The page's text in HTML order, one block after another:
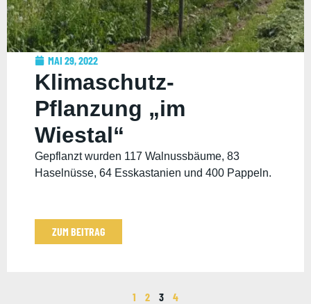
MAI 29, 2022
Klimaschutz-
Pflanzung „im
Wiestal“
Gepflanzt wurden 117 Walnussbäume, 83
Haselnüsse, 64 Esskastanien und 400 Pappeln.
ZUM BEITRAG
1 2 3 4